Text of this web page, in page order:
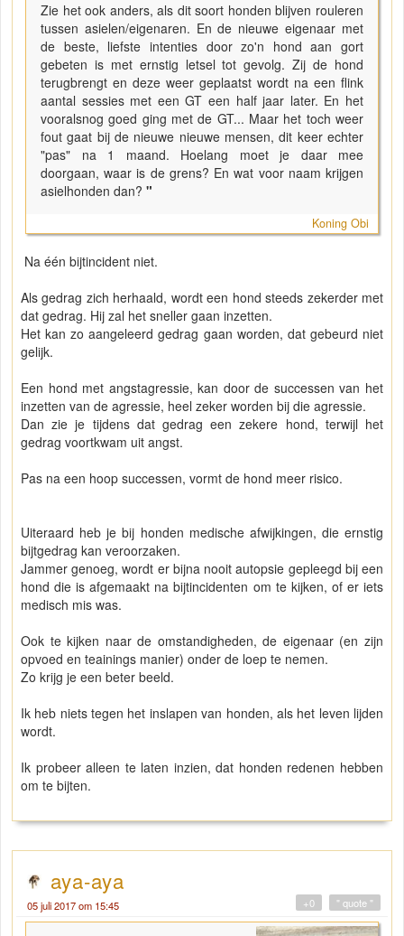
Zie het ook anders, als dit soort honden blijven rouleren
tussen asielen/eigenaren. En de nieuwe eigenaar met
de beste, liefste intenties door zo'n hond aan gort
gebeten is met ernstig letsel tot gevolg. Zij de hond
terugbrengt en deze weer geplaatst wordt na een flink
aantal sessies met een GT een half jaar later. En het
vooralsnog goed ging met de GT... Maar het toch weer
fout gaat bij de nieuwe nieuwe mensen, dit keer echter
"pas" na 1 maand. Hoelang moet je daar mee
doorgaan, waar is de grens? En wat voor naam krijgen
asielhonden dan? "
Koning Obi
Na één bijtincident niet.
Als gedrag zich herhaald, wordt een hond steeds zekerder met
dat gedrag. Hij zal het sneller gaan inzetten.
Het kan zo aangeleerd gedrag gaan worden, dat gebeurd niet
gelijk.
Een hond met angstagressie, kan door de successen van het
inzetten van de agressie, heel zeker worden bij die agressie.
Dan zie je tijdens dat gedrag een zekere hond, terwijl het
gedrag voortkwam uit angst.
Pas na een hoop successen, vormt de hond meer risico.
Uiteraard heb je bij honden medische afwijkingen, die ernstig
bijtgedrag kan veroorzaken.
Jammer genoeg, wordt er bijna nooit autopsie gepleegd bij een
hond die is afgemaakt na bijtincidenten om te kijken, of er iets
medisch mis was.
Ook te kijken naar de omstandigheden, de eigenaar (en zijn
opvoed en teainings manier) onder de loep te nemen.
Zo krijg je een beter beeld.
Ik heb niets tegen het inslapen van honden, als het leven lijden
wordt.
Ik probeer alleen te laten inzien, dat honden redenen hebben
om te bijten.
aya-aya
05 juli 2017 om 15:45 " quote "
+0